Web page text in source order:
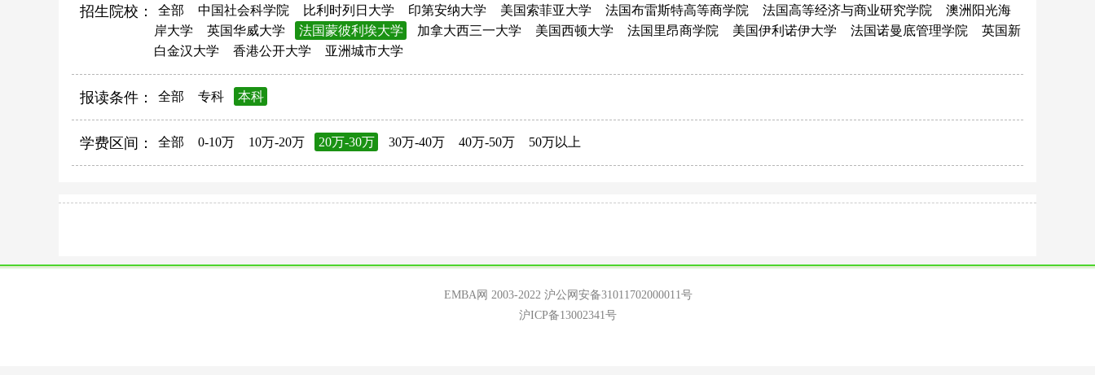
招生院校： 全部 中国社会科学院 比利时列日大学 印第安纳大学 美国索菲亚大学 法国布雷斯特高等商学院 法国高等经济与商业研究学院
澳洲阳光海
岸大学
英国华威大学 法国蒙彼利埃大学 加拿大西三一大学 美国西顿大学 法国里昂商学院 美国伊利诺伊大学 法国诺曼底管理学院
英国新
白金汉大学
香港公开大学 亚洲城市大学
报读条件： 全部 专科 本科
学费区间： 全部 0-10万 10万-20万 20万-30万 30万-40万 40万-50万 50万以上
EMBA网 2003-2022 沪公网安备31011702000011号
沪ICP备13002341号